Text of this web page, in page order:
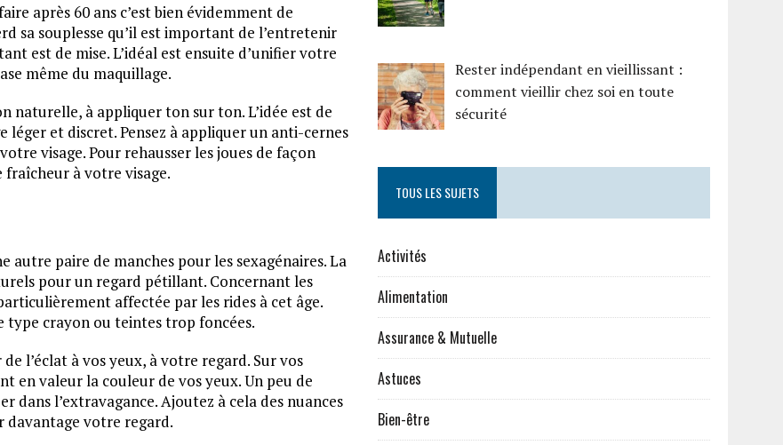
après 60 ans c’est bien évidemment de
sa souplesse qu’il est important de l’entretenir
est de mise. L’idéal est ensuite d’unifier votre
même du maquillage.
à appliquer ton sur ton. L’idée est de
et discret. Pensez à appliquer un anti-cernes
visage. Pour rehausser les joues de façon
à votre visage.
paire de manches pour les sexagénaires. La
pour un regard pétillant. Concernant les
affectée par les rides à cet âge.
type crayon ou teintes trop foncées.
l’éclat à vos yeux, à votre regard. Sur vos
en valeur la couleur de vos yeux. Un peu de
l’extravagance. Ajoutez à cela des nuances
davantage votre regard.
Rester indépendant en vieillissant :
comment vieillir chez soi en toute
sécurité
TOUS LES SUJETS
Activités
Alimentation
Assurance & Mutuelle
Astuces
Bien-être